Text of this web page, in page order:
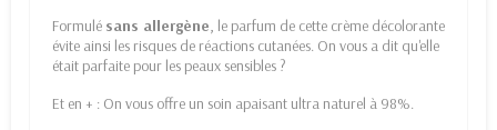
Formulé sans allergène, le parfum de cette crème décolorante
évite ainsi les risques de réactions cutanées. On vous a dit qu'elle
était parfaite pour les peaux sensibles ?
Et en + : On vous offre un soin apaisant ultra naturel à 98%.